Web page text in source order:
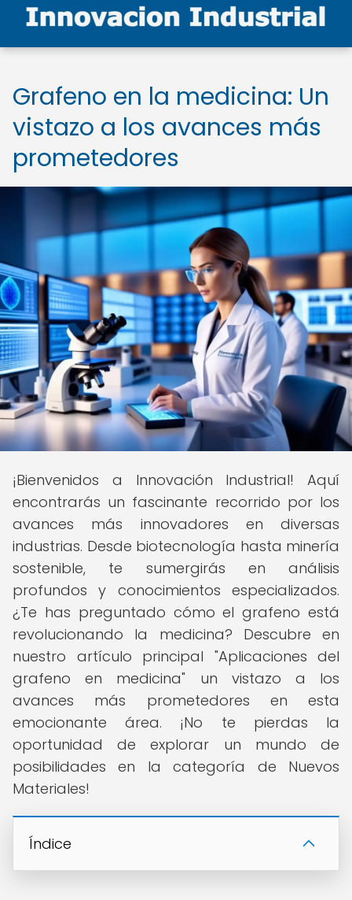
Grafeno en la medicina: Un
vistazo a los avances más
prometedores
¡Bienvenidos a Innovación Industrial! Aquí
encontrarás un fascinante recorrido por los
avances más innovadores en diversas
industrias. Desde biotecnología hasta minería
sostenible, te sumergirás en análisis
profundos y conocimientos especializados.
¿Te has preguntado cómo el grafeno está
revolucionando la medicina? Descubre en
nuestro artículo principal "Aplicaciones del
grafeno en medicina" un vistazo a los
avances más prometedores en esta
emocionante área. ¡No te pierdas la
oportunidad de explorar un mundo de
posibilidades en la categoría de Nuevos
Materiales!
Índice